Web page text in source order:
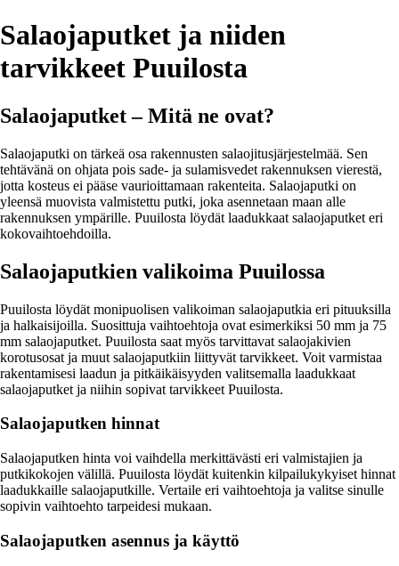
Salaojaputket ja niiden
tarvikkeet Puuilosta
Salaojaputket – Mitä ne ovat?
Salaojaputki on tärkeä osa rakennusten salaojitusjärjestelmää. Sen
tehtävänä on ohjata pois sade- ja sulamisvedet rakennuksen vierestä,
jotta kosteus ei pääse vaurioittamaan rakenteita. Salaojaputki on
yleensä muovista valmistettu putki, joka asennetaan maan alle
rakennuksen ympärille. Puuilosta löydät laadukkaat salaojaputket eri
kokovaihtoehdoilla.
Salaojaputkien valikoima Puuilossa
Puuilosta löydät monipuolisen valikoiman salaojaputkia eri pituuksilla
ja halkaisijoilla. Suosittuja vaihtoehtoja ovat esimerkiksi 50 mm ja 75
mm salaojaputket. Puuilosta saat myös tarvittavat salaojakivien
korotusosat ja muut salaojaputkiin liittyvät tarvikkeet. Voit varmistaa
rakentamisesi laadun ja pitkäikäisyyden valitsemalla laadukkaat
salaojaputket ja niihin sopivat tarvikkeet Puuilosta.
Salaojaputken hinnat
Salaojaputken hinta voi vaihdella merkittävästi eri valmistajien ja
putkikokojen välillä. Puuilosta löydät kuitenkin kilpailukykyiset hinnat
laadukkaille salaojaputkille. Vertaile eri vaihtoehtoja ja valitse sinulle
sopivin vaihtoehto tarpeidesi mukaan.
Salaojaputken asennus ja käyttö